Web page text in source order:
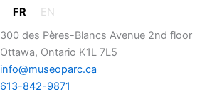
FR
EN
300 des Pères-Blancs Avenue 2nd floor
Ottawa, Ontario K1L 7L5
info@museoparc.ca
613-842-9871